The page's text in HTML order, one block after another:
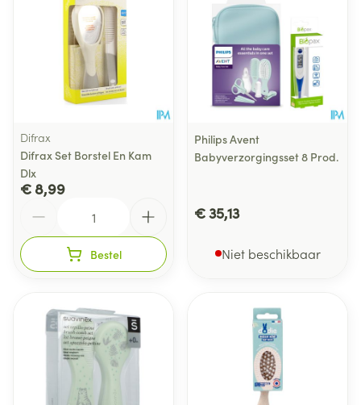
Difrax
Difrax Set Borstel En Kam
Dlx
€ 8,99
Bestel
Philips Avent
Babyverzorgingsset 8 Prod.
€ 35,13
Niet beschikbaar